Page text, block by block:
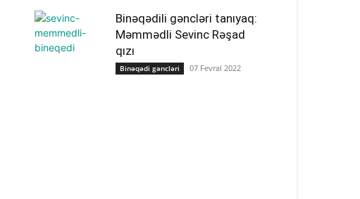
Binəqədili gəncləri tanıyaq:
Məmmədli Sevinc Rəşad
qızı
Binəqədi gəncləri 07 Fevral 2022